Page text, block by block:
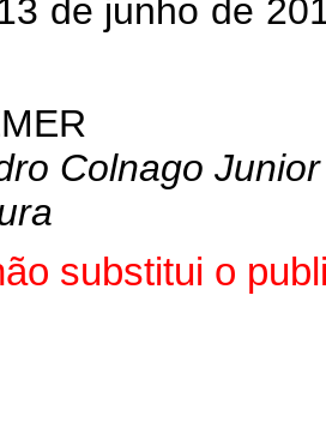
de junho de
Colnago Junior
substitui o